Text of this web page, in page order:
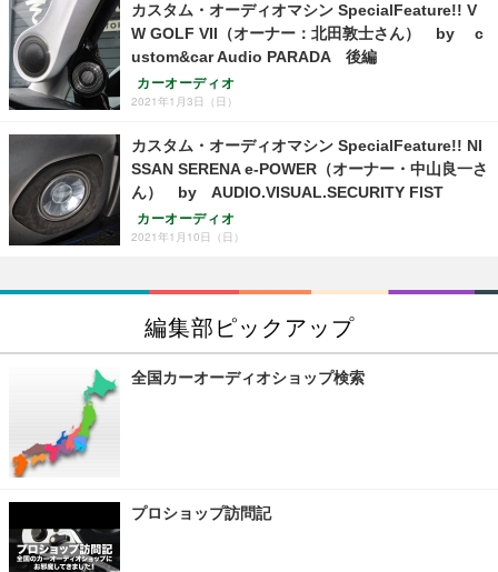
カスタム・オーディオマシン SpecialFeature!! V
W GOLF VII（オーナー：北田敦士さん） by c
ustom&car Audio PARADA 後編
カーオーディオ
2021年1月3日（日）
カスタム・オーディオマシン SpecialFeature!! NI
SSAN SERENA e-POWER（オーナー・中山良一さ
ん） by AUDIO.VISUAL.SECURITY FIST
カーオーディオ
2021年1月10日（日）
編集部ピックアップ
全国カーオーディオショップ検索
プロショップ訪問記